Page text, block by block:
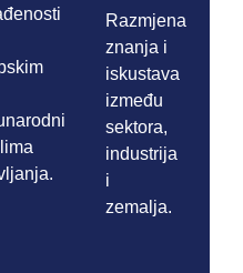
Razmjena
znanja i
iskustava
između
sektora,
industrija
i
zemalja.